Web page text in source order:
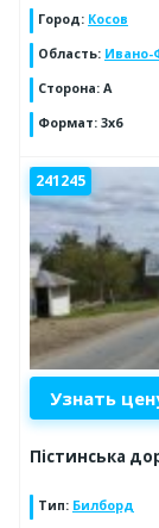
Город: Косов
Область: Ивано-
Сторона: А
Формат: 3х6
241245
Узнать
Пістинська
Тип: Билборд